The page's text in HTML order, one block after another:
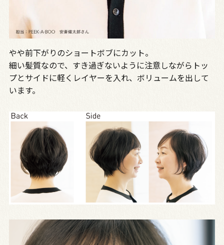
やや前下がりのショートボブにカット。
細い髪質なので、すき過ぎないように注意しながらトッ
プとサイドに軽くレイヤーを入れ、ボリュームを出して
います。